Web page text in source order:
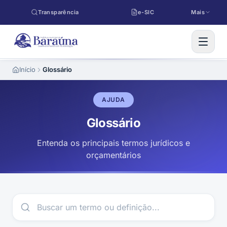
Transparência e-SIC Mais
Início Glossário
AJUDA
Glossário
Entenda os principais termos jurídicos e
orçamentários